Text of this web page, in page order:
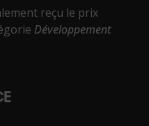
reçu le prix
Développement